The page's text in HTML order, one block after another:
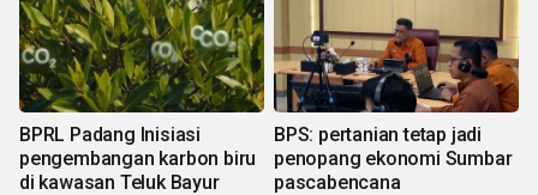
BPRL Padang Inisiasi
pengembangan karbon biru
di kawasan Teluk Bayur
BPS: pertanian tetap jadi
penopang ekonomi Sumbar
pascabencana